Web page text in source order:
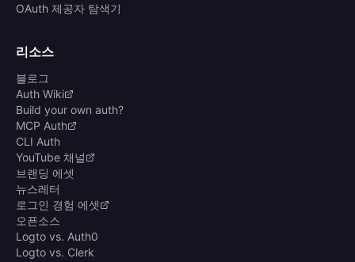
OAuth 제공자 탐색기
리소스
블로그
Auth Wiki
Build your own auth?
MCP Auth
CLI Auth
YouTube 채널
브랜딩 에셋
뉴스레터
로그인 경험 에셋
오픈소스
Logto vs. Auth0
Logto vs. Clerk